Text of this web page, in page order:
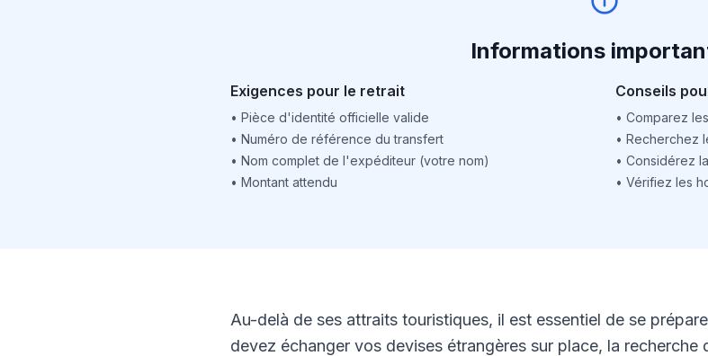
Informations
Exigences pour le retrait
• Pièce d'identité officielle valide
• Numéro de référence du transfert
• Nom complet de l'expéditeur (votre nom)
• Montant attendu
Conseils
• Comparez
• Recherchez
• Considérez
• Vérifiez les
Au-delà de ses attraits touristiques, il est essentiel de se
devez échanger vos devises étrangères sur place, la recherche